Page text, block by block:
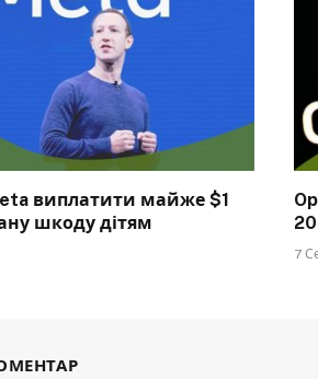
виплатити майже $1
шкоду дітям
7